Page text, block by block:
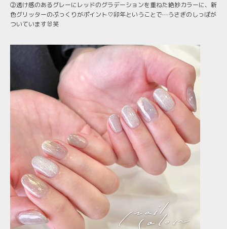
②透け感のあるグレーにレッドのグラデーションを重ねた絶妙カラーに、新
色グリッターのぷっくりがポイント♡卯年ということで…うさぎのしっぽが
ついています🐰笑